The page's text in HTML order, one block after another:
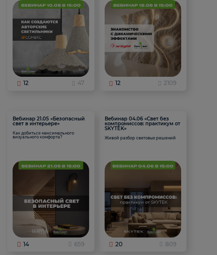
12 47 12 2109
Вебинар 21.05 «Безопасный
свет в интерьере»
Как добиться максимального
визуального комфорта?
14 659
Вебинар 04.06 «Свет без
компромиссов: практикум от
SKYTEK»
Живой разбор световых решений
20 809